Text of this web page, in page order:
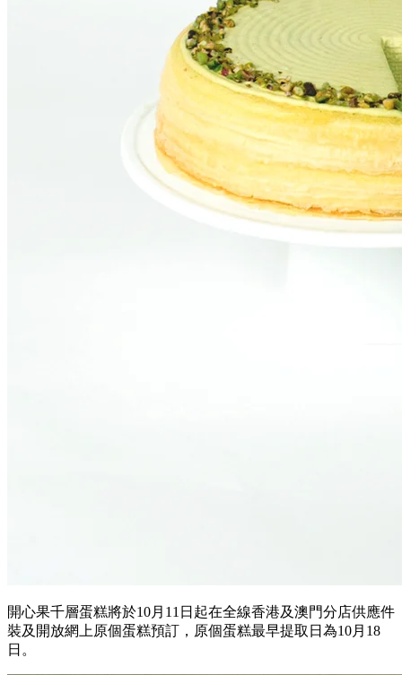
開心果千層蛋糕將於10月11日起在全線香港及澳門分店供應件
裝及開放網上原個蛋糕預訂，原個蛋糕最早提取日為10月18
日。